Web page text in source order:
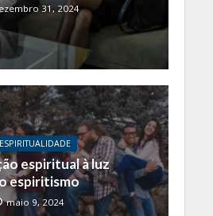
31, 2024
ESPIRITUALIDADE
espiritual à luz
espiritismo
maio 9, 2024